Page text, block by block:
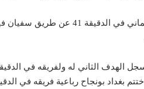
تقدم رفقاء سليماني في